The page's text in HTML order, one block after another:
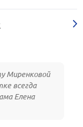
Миренковой
всегда
Елена